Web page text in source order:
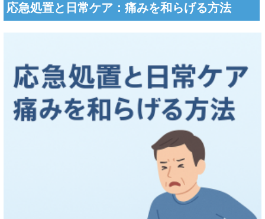
応急処置と日常ケア：痛みを和らげる方法